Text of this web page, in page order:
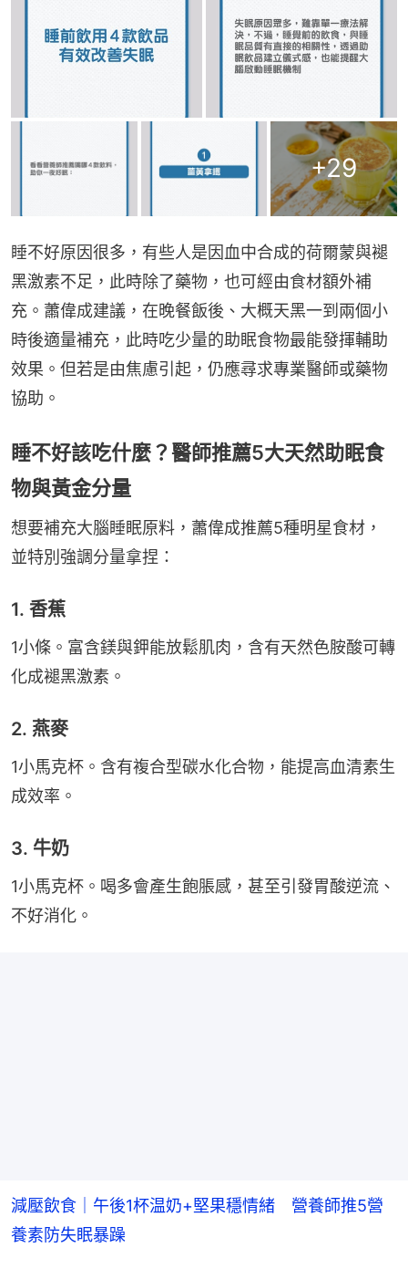
+29
睡不好原因很多，有些人是因血中合成的荷爾蒙與褪
黑激素不足，此時除了藥物，也可經由食材額外補
充。蕭偉成建議，在晚餐飯後、大概天黑一到兩個小
時後適量補充，此時吃少量的助眠食物最能發揮輔助
效果。但若是由焦慮引起，仍應尋求專業醫師或藥物
協助。
睡不好該吃什麼？醫師推薦5大天然助眠食
物與黃金分量
想要補充大腦睡眠原料，蕭偉成推薦5種明星食材，
並特別強調分量拿捏：
1. 香蕉
1小條。富含鎂與鉀能放鬆肌肉，含有天然色胺酸可轉
化成褪黑激素。
2. 燕麥
1小馬克杯。含有複合型碳水化合物，能提高血清素生
成效率。
3. 牛奶
1小馬克杯。喝多會產生飽脹感，甚至引發胃酸逆流、
不好消化。
減壓飲食｜午後1杯温奶+堅果穩情緒 營養師推5營
養素防失眠暴躁